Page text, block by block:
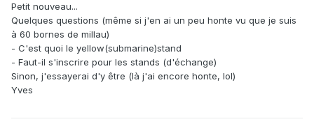
Petit nouveau...
Quelques questions (même si j'en ai un peu honte vu que je suis
à 60 bornes de millau)
- C'est quoi le yellow(submarine)stand
- Faut-il s'inscrire pour les stands (d'échange)
Sinon, j'essayerai d'y être (là j'ai encore honte, lol)
Yves